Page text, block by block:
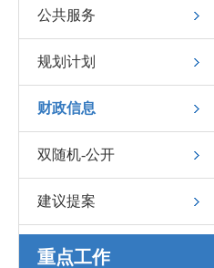
公共服务
规划计划
财政信息
双随机-公开
建议提案
重点工作